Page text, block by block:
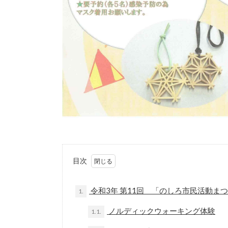
目次
1. 令和3年 第11回 「のしろ市民活動ま
1.1. ノルディックウォーキング体験